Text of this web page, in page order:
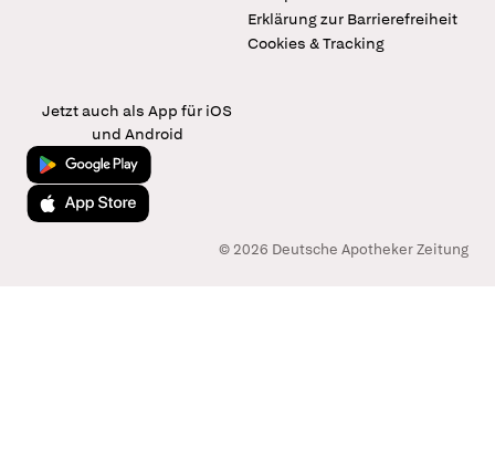
Erklärung zur Barrierefreiheit
Cookies & Tracking
Jetzt auch als App für iOS
und Android
Jetzt bei Google Play
Laden im App Store
© 2026 Deutsche Apotheker Zeitung